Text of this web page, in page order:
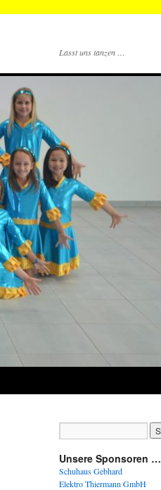
Lasst uns tanzen …
Unsere Sponsoren …
Schuhaus Gebhard
Elektro Thiermann GmbH